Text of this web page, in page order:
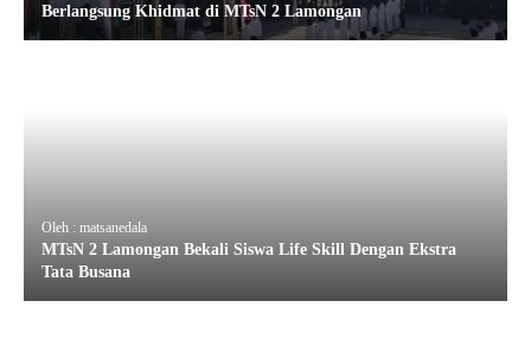
Berlangsung Khidmat di MTsN 2 Lamongan
Oleh : matsanedala
MTsN 2 Lamongan Bekali Siswa Life Skill Dengan Ekstra
Tata Busana